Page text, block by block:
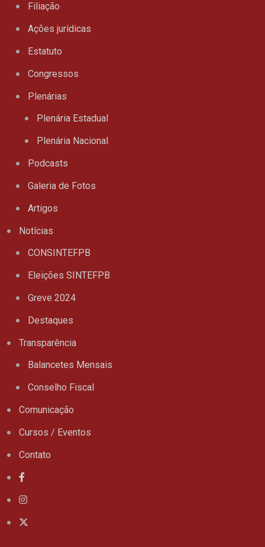
Filiação
Ações jurídicas
Estatuto
Congressos
Plenárias
Plenária Estadual
Plenária Nacional
Podcasts
Galeria de Fotos
Artigos
Notícias
CONSINTEFPB
Eleições SINTEFPB
Greve 2024
Destaques
Transparência
Balancetes Mensais
Conselho Fiscal
Comunicação
Cursos / Eventos
Contato